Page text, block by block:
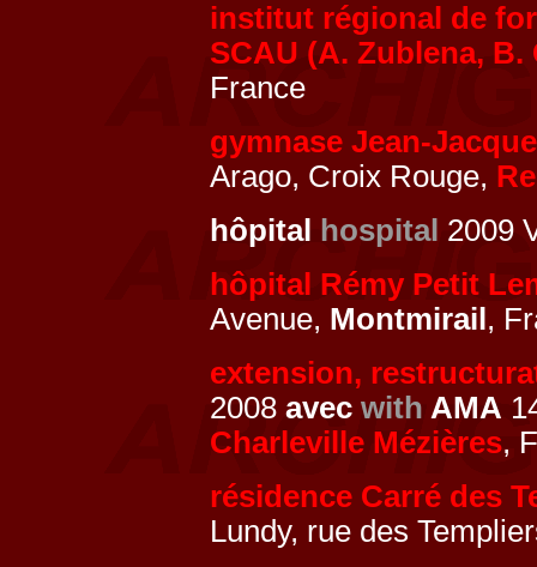
institut régional de
SCAU (A. Zublena, B.
France
gymnase Jean-
Arago, Croix Rouge,
hôpital
hospital 2009
hôpital Rémy Petit
Avenue, Montmirail ,
extension,
2008 avec with AMA
Charleville Mézières,
résidence Carré des
Lundy, rue des